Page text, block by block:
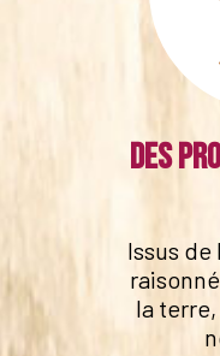
Des
Issus
la